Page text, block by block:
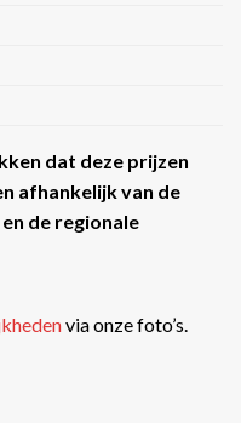
dat deze prijzen
afhankelijk van de
de regionale
via onze foto’s.